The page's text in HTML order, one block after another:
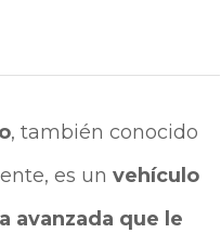
, también conocido
es unvehículo
avanzada que le